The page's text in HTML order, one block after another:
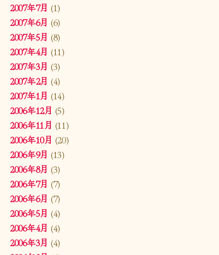
2007年7月 (1)
2007年6月 (6)
2007年5月 (8)
2007年4月 (11)
2007年3月 (3)
2007年2月 (4)
2007年1月 (14)
2006年12月 (5)
2006年11月 (11)
2006年10月 (20)
2006年9月 (13)
2006年8月 (3)
2006年7月 (7)
2006年6月 (7)
2006年5月 (4)
2006年4月 (4)
2006年3月 (4)